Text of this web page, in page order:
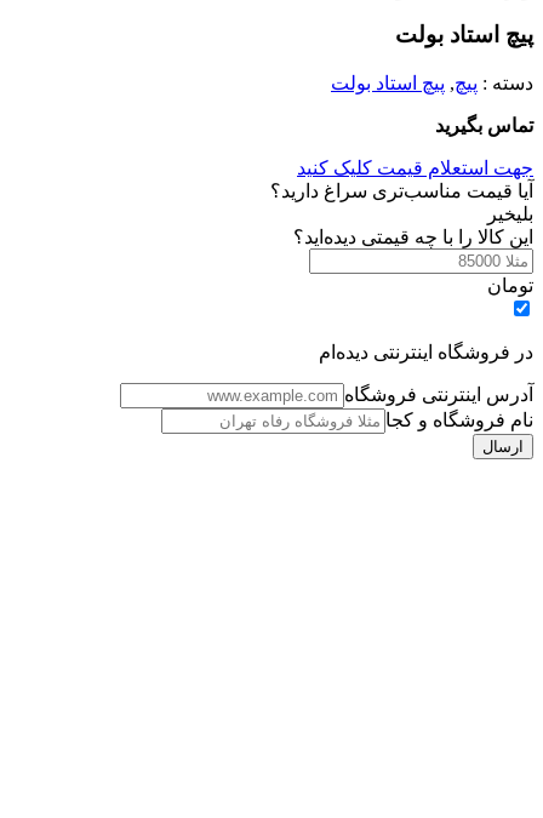
پیچ استاد بولت
دسته : پیچ, پیچ استاد بولت
تماس بگیرید
جهت استعلام قیمت کلیک کنید
آیا قیمت مناسب‌تری سراغ دارید؟
بلیخیر
این کالا را با چه قیمتی دیده‌اید؟
تومان
در فروشگاه اینترنتی دیده‌ام
آدرس اینترنتی فروشگاه
نام فروشگاه و کجا